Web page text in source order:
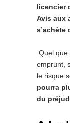
licencier
Avis aux
s’achète
Quel que
emprunt,
le risque
pourra
du